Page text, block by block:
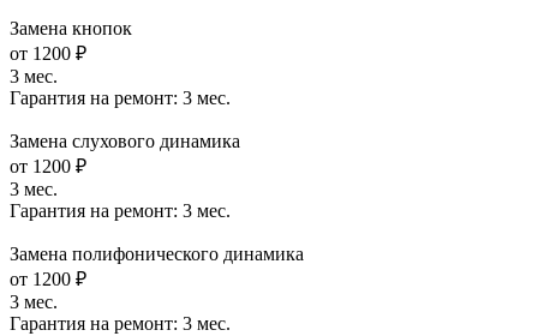
Замена кнопок
от 1200 ₽
3 мес.
Гарантия на ремонт: 3 мес.
Замена слухового динамика
от 1200 ₽
3 мес.
Гарантия на ремонт: 3 мес.
Замена полифонического динамика
от 1200 ₽
3 мес.
Гарантия на ремонт: 3 мес.